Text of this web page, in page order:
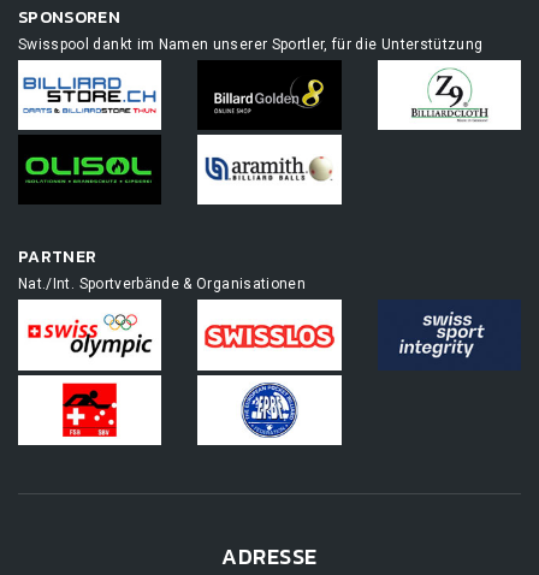
SPONSOREN
Swisspool dankt im Namen unserer Sportler, für die Unterstützung
PARTNER
Nat./Int. Sportverbände & Organisationen
ADRESSE